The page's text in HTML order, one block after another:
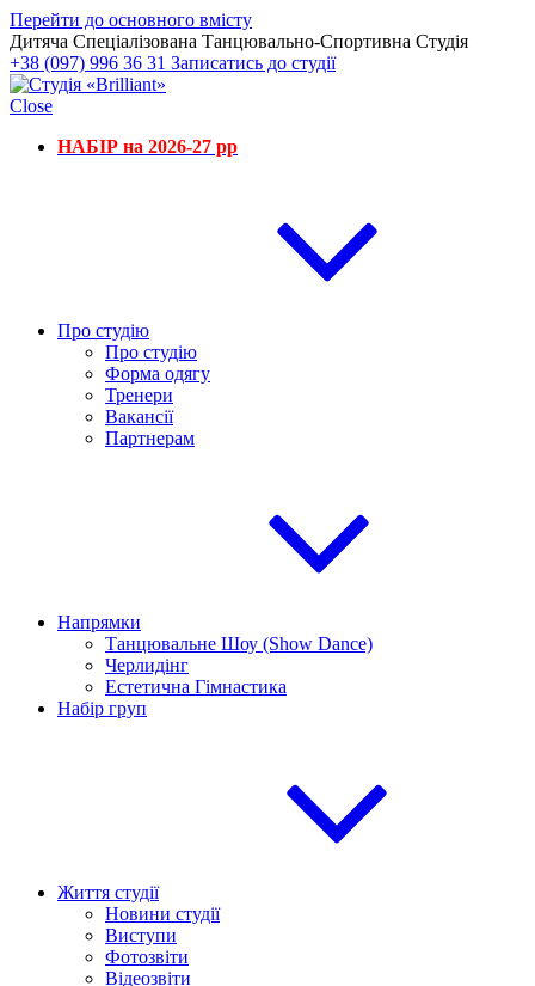
Перейти до основного вмісту
Дитяча Спеціалізована Танцювально-Спортивна Студія
+38 (097) 996 36 31 Записатись до студії
Close
НАБІР на 2026-27 рр
Про студію
Про студію
Форма одягу
Тренери
Вакансії
Партнерам
Напрямки
Танцювальне Шоу (Show Dance)
Черлидінг
Естетична Гімнастика
Набір груп
Життя студії
Новини студії
Виступи
Фотозвіти
Відеозвіти